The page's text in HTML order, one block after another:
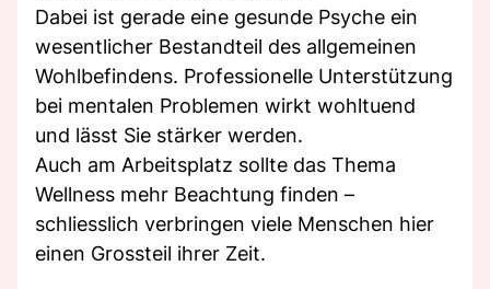
Dabei ist gerade eine gesunde Psyche ein
wesentlicher Bestandteil des allgemeinen
Wohlbefindens. Professionelle Unterstützung
bei mentalen Problemen wirkt wohltuend
und lässt Sie stärker werden.
Auch am Arbeitsplatz sollte das Thema
Wellness mehr Beachtung finden –
schliesslich verbringen viele Menschen hier
einen Grossteil ihrer Zeit.